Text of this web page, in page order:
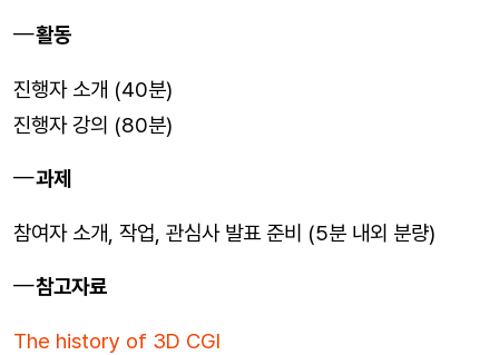
활동
진행자 소개 (40분)
진행자 강의 (80분)
과제
참여자 소개, 작업, 관심사 발표 준비 (5분 내외 분량)
참고자료
The history of 3D CGI